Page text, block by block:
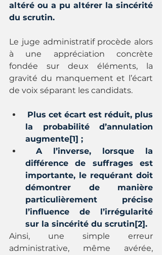
altéré ou a pu altérer la sincérité
du scrutin.
Le juge administratif procède alors
à une appréciation concrète
fondée sur deux éléments, la
gravité du manquement et l’écart
de voix séparant les candidats.
Plus cet écart est réduit, plus
la probabilité d’annulation
augmente[1] ;
A l’inverse, lorsque la
différence de suffrages est
importante, le requérant doit
démontrer de manière
particulièrement précise
l’influence de l’irrégularité
sur la sincérité du scrutin[2].
Ainsi, une simple erreur
administrative, même avérée,